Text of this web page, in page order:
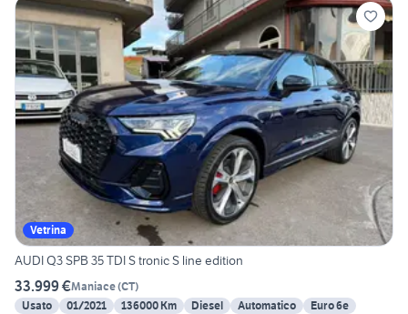
Vetrina
AUDI Q3 SPB 35 TDI S tronic S line edition
33.999 €Maniace(CT)
Usato
01/2021 136000 Km Diesel Automatico
Euro 6e